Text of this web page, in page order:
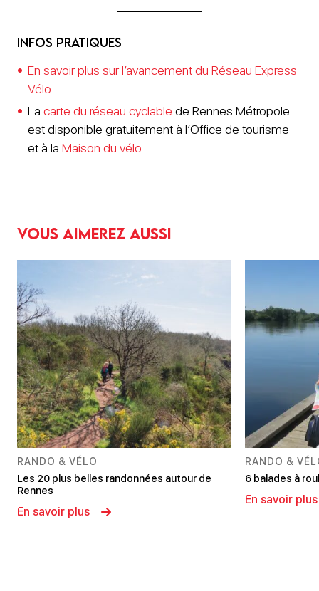
Infos pratiques
En savoir plus sur l’avancement du Réseau Express
Vélo
La carte du réseau cyclable de Rennes Métropole
est disponible gratuitement à l’Office de tourisme
et à la Maison du vélo
Vous aimerez aussi
RANDO & VÉLO
Les 20 plus belles randonnées autour de
Rennes
En savoir plus
RANDO &
6 balades à
En savoir plus